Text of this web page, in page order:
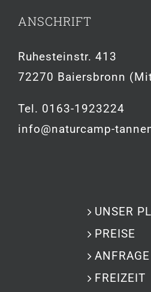
ANSCHRIFT
Ruhesteinstr. 413
72270 Baiersbronn
Tel. 0163-1923224
info@naturcamp-
UNSER
PREISE
FREIZEIT